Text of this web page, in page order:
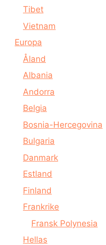
Tibet
Vietnam
Europa
Åland
Albania
Andorra
Belgia
Bosnia-Hercegovina
Bulgaria
Danmark
Estland
Finland
Frankrike
Fransk Polynesia
Hellas